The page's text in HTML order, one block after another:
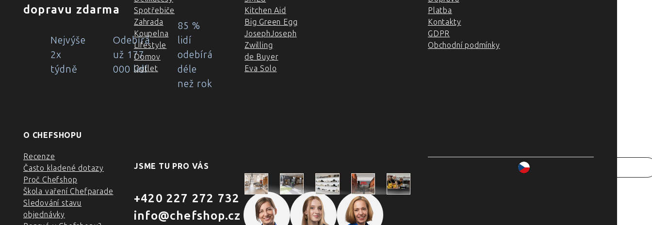
dopravu zdarma
Nejvýše
2x
týdně
Odebírá
už 177
000 lidí
85 %
lidí
odebírá
déle
než rok
Spotřebiče
Zahrada
Koupelna
Lifestyle
Domov
Outlet
Kitchen Aid
Big Green Egg
JosephJoseph
Zwilling
de Buyer
Eva Solo
Platba
Kontakty
GDPR
Obchodní podmínky
O CHEFSHOPU
Recenze
Často kladené dotazy
Proč Chefshop
Škola vaření Chefparade
Sledování stavu
objednávky
JSME TU PRO VÁS
+420 227 272 732
info@chefshop.cz
Praha Praha
Outlet
Brno
www.chefshop.cz